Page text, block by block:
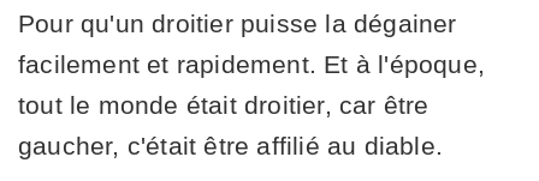
Pour qu'un droitier puisse la dégainer
facilement et rapidement. Et à l'époque,
tout le monde était droitier, car être
gaucher, c'était être affilié au diable.